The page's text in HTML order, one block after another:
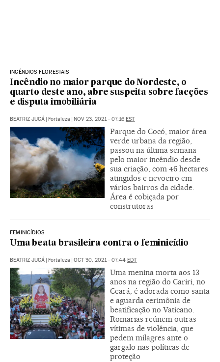
INCÊNDIOS FLORESTAIS
Incêndio no maior parque do Nordeste, o
quarto deste ano, abre suspeita sobre facções
e disputa imobiliária
BEATRIZ JUCÁ Fortaleza NOV 23, 2021 - 07:16 EST
Parque do Cocó, maior área
verde urbana da região,
passou na última semana
pelo maior incêndio desde
sua criação, com 46 hectares
atingidos e nevoeiro em
vários bairros da cidade.
Área é cobiçada por
construtoras
FEMINICÍDIOS
Uma beata brasileira contra o feminicídio
BEATRIZ JUCÁ Fortaleza OCT 30, 2021 - 07:44 EDT
Uma menina morta aos 13
anos na região do Cariri, no
Ceará, é adorada como santa
e aguarda cerimônia de
beatificação no Vaticano.
Romarias reúnem outras
vítimas de violência, que
pedem milagres ante o
gargalo nas políticas de
proteção